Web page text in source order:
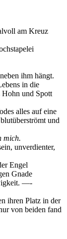
am Kreuz
ihm hängt.
in die
Hohn und Spott
alles auf eine
und
mich.
unverdienter,
Engel
Gnade
—-
ihren Platz in der
von beiden fand